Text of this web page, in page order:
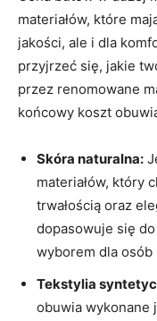
materiałów, które
‍jakości, ale i dla
przyjrzeć⁢ się, jakie
⁤przez renomowane⁤
końcowy⁣ koszt
Skóra naturalna:
materiałów, który
trwałością oraz
dopasowuje się‍
wyborem ⁣dla osób
Tekstylia
obuwia wykonane